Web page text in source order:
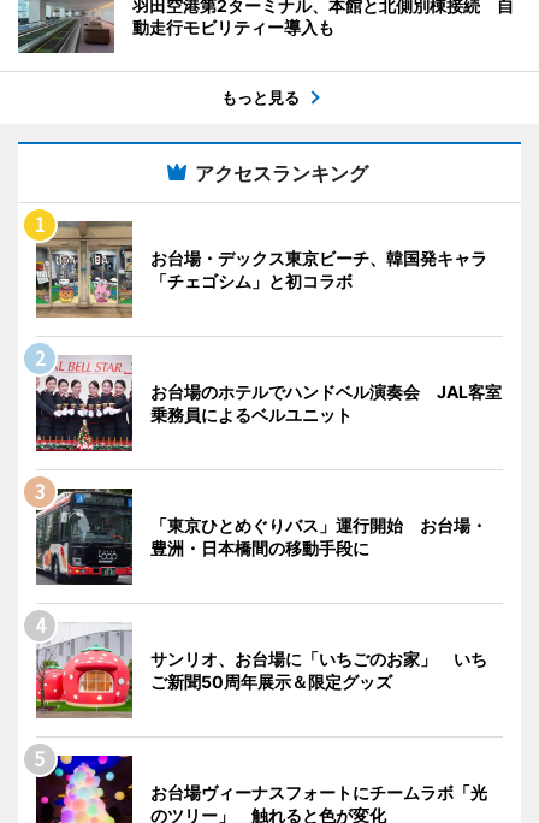
羽田空港第2ターミナル、本館と北側別棟接続 自
動走行モビリティー導入も
もっと見る
アクセスランキング
お台場・デックス東京ビーチ、韓国発キャラ
「チェゴシム」と初コラボ
お台場のホテルでハンドベル演奏会 JAL客室
乗務員によるベルユニット
「東京ひとめぐりバス」運行開始 お台場・
豊洲・日本橋間の移動手段に
サンリオ、お台場に「いちごのお家」 いち
ご新聞50周年展示＆限定グッズ
お台場ヴィーナスフォートにチームラボ「光
のツリー」 触れると色が変化